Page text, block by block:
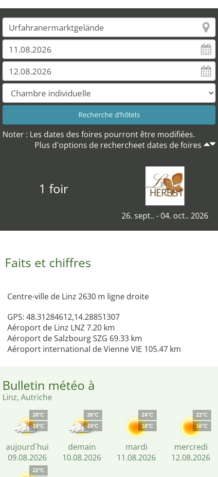
Noter : Les dates des foires pourront être modifiées.
Plus d'options de rechercheet dates de foires
1 foir
26. sept.. - 04. oct.. 2026
Faits et chiffres
Centre-ville de Linz 2630 m ligne droite
GPS: 48.31284612,14.28851307
Aéroport de Linz LNZ 7.20 km
Aéroport de Salzbourg SZG 69.33 km
Aéroport international de Vienne VIE 105.47 km
Bulletin météo à
Linz, Autriche
28°C
19°C
aujourd´hui
09.08.2026
26°C
24°C
demain
10.08.2026
24°C
18°C
mardi
11.08.2026
22°C
16°C
mercredi
12.08.2026
22°C